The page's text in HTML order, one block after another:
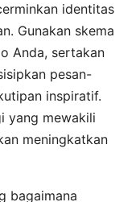
identitas
Gunakan skema
Anda, sertakan
pesan-
inspiratif.
yang mewakili
meningkatkan
bagaimana